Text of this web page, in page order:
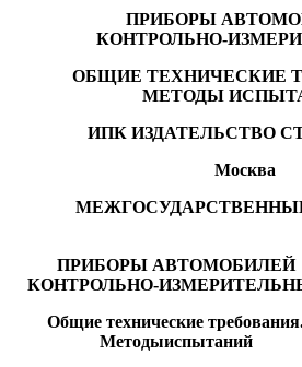
ПРИБОРЫ
КОНТРОЛЬНО-
ОБЩИЕ ТЕХНИЧЕСКИЕ
МЕТОДЫ
ИПК ИЗДАТЕЛЬСТВО
Москва
ПРИБОРЫ АВТОМОБИЛЕЙ
КОНТРОЛЬНО-
Общие технические
Методыиспытаний